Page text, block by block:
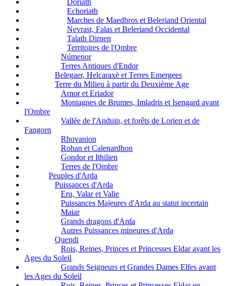
Doriath
Echoriath
Marches de Maedhros et Beleriand Oriental
Nevrast, Falas et Beleriand Occidental
Talath Dirnen
Territoires de l'Ombre
Númenor
Terres Antiques d'Endor
Belegaer, Helcaraxë et Terres Emergees
Terre du Milieu à partir du Deuxième Age
Arnor et Eriador
Montagnes de Brumes, Imladris et Isengard avant
l'Ombre
Vallée de l'Anduin, et forêts de Lorien et de
Fangorn
Rhovanion
Rohan et Calenardhon
Gondor et Ithilien
Terres de l'Ombre
Peuples d'Arda
Puissances d'Arda
Eru, Valar et Valie
Puissances Majeures d'Arda au statut incertain
Maiar
Grands dragons d'Arda
Autres Puissances mineures d'Arda
Quendi
Rois, Reines, Princes et Princesses Eldar avant les
Ages du Soleil
Grands Seigneurs et Grandes Dames Elfes avant
les Ages du Soleil